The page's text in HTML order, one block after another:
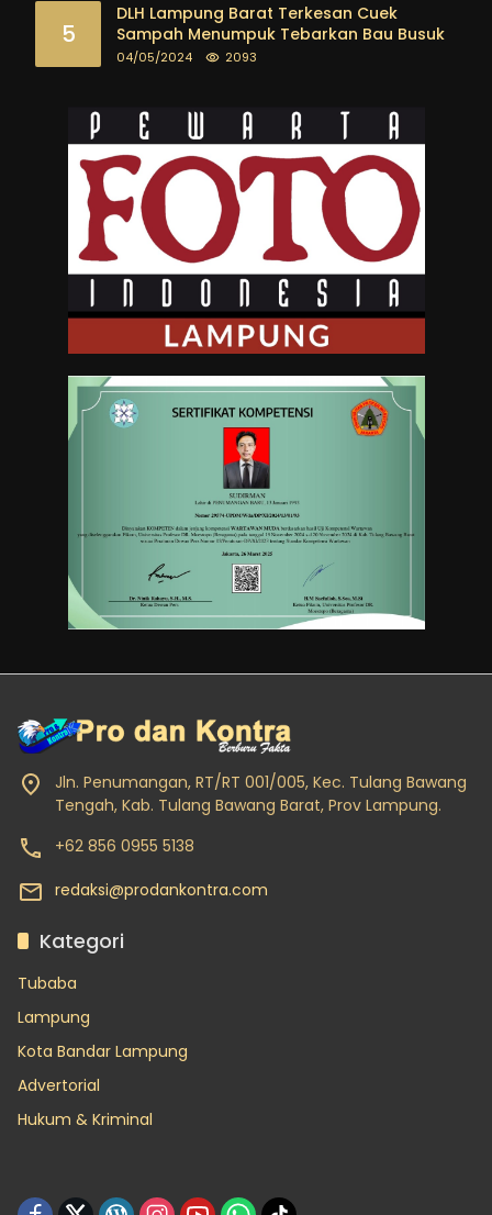
5
DLH Lampung Barat Terkesan Cuek
Sampah Menumpuk Tebarkan Bau Busuk
04/05/2024 2093
Jln. Penumangan, RT/RT 001/005, Kec. Tulang Bawang
Tengah, Kab. Tulang Bawang Barat, Prov Lampung.
+62 856 0955 5138
redaksi@prodankontra.com
Kategori
Tubaba
Lampung
Kota Bandar Lampung
Advertorial
Hukum & Kriminal